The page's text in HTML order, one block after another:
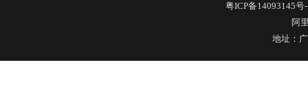
粤ICP备14093145号
阿
地址：